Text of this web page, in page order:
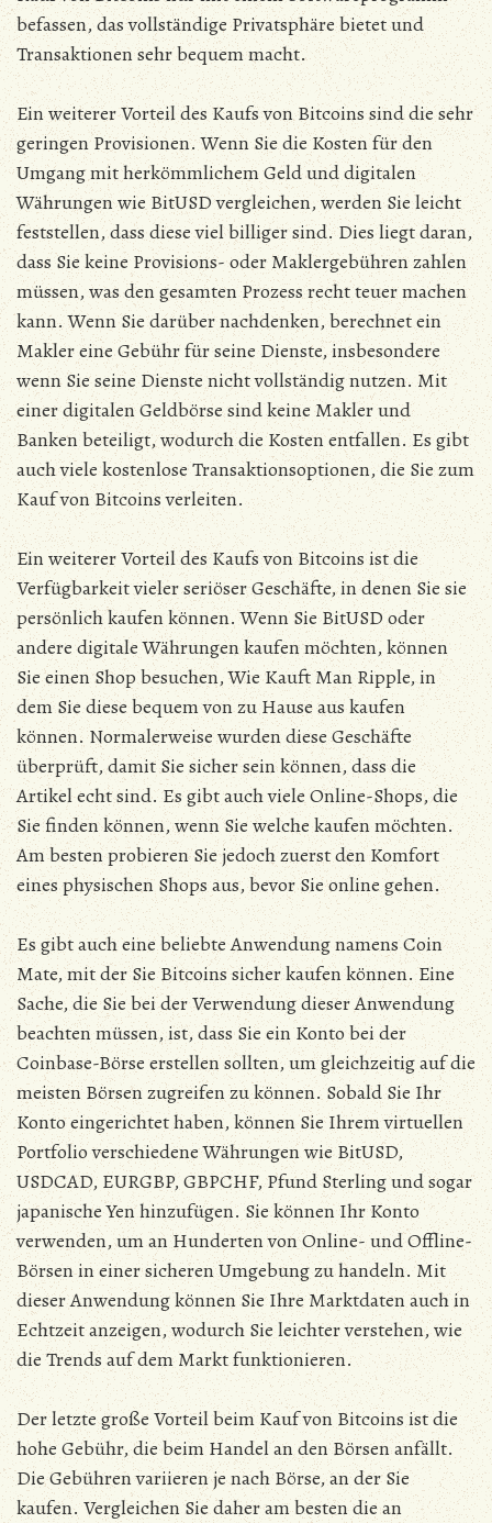
befassen, das vollständige Privatsphäre bietet und
Transaktionen sehr bequem macht.
Ein weiterer Vorteil des Kaufs von Bitcoins sind die sehr
geringen Provisionen. Wenn Sie die Kosten für den
Umgang mit herkömmlichem Geld und digitalen
Währungen wie BitUSD vergleichen, werden Sie leicht
feststellen, dass diese viel billiger sind. Dies liegt daran,
dass Sie keine Provisions- oder Maklergebühren zahlen
müssen, was den gesamten Prozess recht teuer machen
kann. Wenn Sie darüber nachdenken, berechnet ein
Makler eine Gebühr für seine Dienste, insbesondere
wenn Sie seine Dienste nicht vollständig nutzen. Mit
einer digitalen Geldbörse sind keine Makler und
Banken beteiligt, wodurch die Kosten entfallen. Es gibt
auch viele kostenlose Transaktionsoptionen, die Sie zum
Kauf von Bitcoins verleiten.
Ein weiterer Vorteil des Kaufs von Bitcoins ist die
Verfügbarkeit vieler seriöser Geschäfte, in denen Sie sie
persönlich kaufen können. Wenn Sie BitUSD oder
andere digitale Währungen kaufen möchten, können
Sie einen Shop besuchen, Wie Kauft Man Ripple, in
dem Sie diese bequem von zu Hause aus kaufen
können. Normalerweise wurden diese Geschäfte
überprüft, damit Sie sicher sein können, dass die
Artikel echt sind. Es gibt auch viele Online-Shops, die
Sie finden können, wenn Sie welche kaufen möchten.
Am besten probieren Sie jedoch zuerst den Komfort
eines physischen Shops aus, bevor Sie online gehen.
Es gibt auch eine beliebte Anwendung namens Coin
Mate, mit der Sie Bitcoins sicher kaufen können. Eine
Sache, die Sie bei der Verwendung dieser Anwendung
beachten müssen, ist, dass Sie ein Konto bei der
Coinbase-Börse erstellen sollten, um gleichzeitig auf die
meisten Börsen zugreifen zu können. Sobald Sie Ihr
Konto eingerichtet haben, können Sie Ihrem virtuellen
Portfolio verschiedene Währungen wie BitUSD,
USDCAD, EURGBP, GBPCHF, Pfund Sterling und sogar
japanische Yen hinzufügen. Sie können Ihr Konto
verwenden, um an Hunderten von Online- und Offline-
Börsen in einer sicheren Umgebung zu handeln. Mit
dieser Anwendung können Sie Ihre Marktdaten auch in
Echtzeit anzeigen, wodurch Sie leichter verstehen, wie
die Trends auf dem Markt funktionieren.
Der letzte große Vorteil beim Kauf von Bitcoins ist die
hohe Gebühr, die beim Handel an den Börsen anfällt.
Die Gebühren variieren je nach Börse, an der Sie
kaufen. Vergleichen Sie daher am besten die an